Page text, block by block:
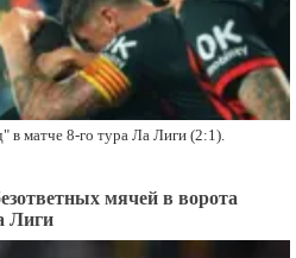
в матче 8-го тура Ла Лиги (2:1).
мячей в ворота
Лиги